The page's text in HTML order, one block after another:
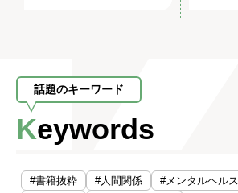
話題のキーワード
Keywords
#書籍抜粋 #人間関係
#メンタルヘルス